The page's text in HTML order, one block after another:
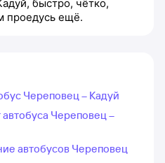
быстро, чётко,
проедусь ещё.
Череповец – Кадуй
Череповец –
автобусов Череповец